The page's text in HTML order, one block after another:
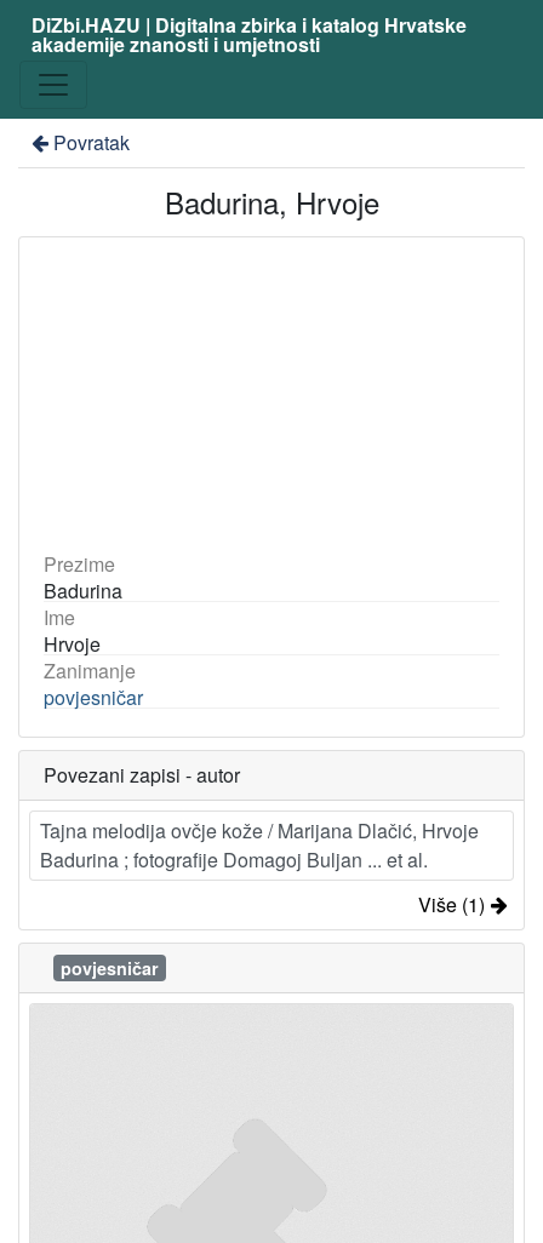
DiZbi.HAZU | Digitalna zbirka i katalog Hrvatske
akademije znanosti i umjetnosti
Povratak
Badurina, Hrvoje
Prezime
Badurina
Ime
Hrvoje
Zanimanje
povjesničar
Povezani zapisi - autor
Tajna melodija ovčje kože / Marijana Dlačić, Hrvoje
Badurina ; fotografije Domagoj Buljan ... et al.
Više (1)
povjesničar